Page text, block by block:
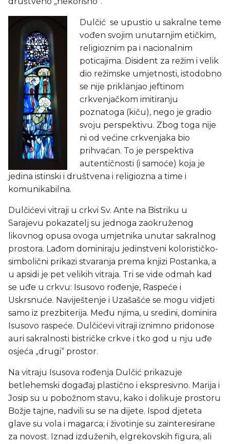
Dulčić se upustio u sakralne teme
vođen svojim unutarnjim etičkim,
religioznim pa i nacionalnim
poticajima. Disident za režim i velik
dio režimske umjetnosti, istodobno
se nije priklanjao jeftinom
crkvenjačkom imitiranju
poznatoga (kiču), nego je gradio
svoju perspektivu. Zbog toga nije
ni od većine crkvenjaka bio
prihvaćan. To je perspektiva
autentičnosti (i samoće) koja je
jedina istinski i društvena i religiozna a time i
komunikabilna.
Dulčićevi vitraji u crkvi Sv. Ante na Bistriku u
Sarajevu pokazatelj su jednoga zaokruženog
likovnog opusa ovoga umjetnika unutar sakralnog
prostora. Lađom dominiraju jedinstveni kolorističko-
simbolični prikazi stvaranja prema knjizi Postanka, a
u apsidi je pet velikih vitraja. Tri se vide odmah kad
se uđe u crkvu: Isusovo rođenje, Raspeće i
Uskrsnuće. Naviještenje i Uzašašće se mogu vidjeti
samo iz prezbiterija. Među njima, u sredini, dominira
Isusovo raspeće. Dulčićevi vitraji iznimno pridonose
auri sakralnosti bistričke crkve i tko god u nju uđe
osjeća „drugi“ prostor.
Na vitraju Isusova rođenja Dulčić prikazuje
betlehemski događaj plastično i ekspresivno. Marija i
Josip su u pobožnom stavu, kako i dolikuje prostoru
Božje tajne, nadvili su se na dijete. Ispod djeteta
glave su vola i magarca; i životinje su zainteresirane
za novost. Iznad izduženih, elgrekovskih figura, ali